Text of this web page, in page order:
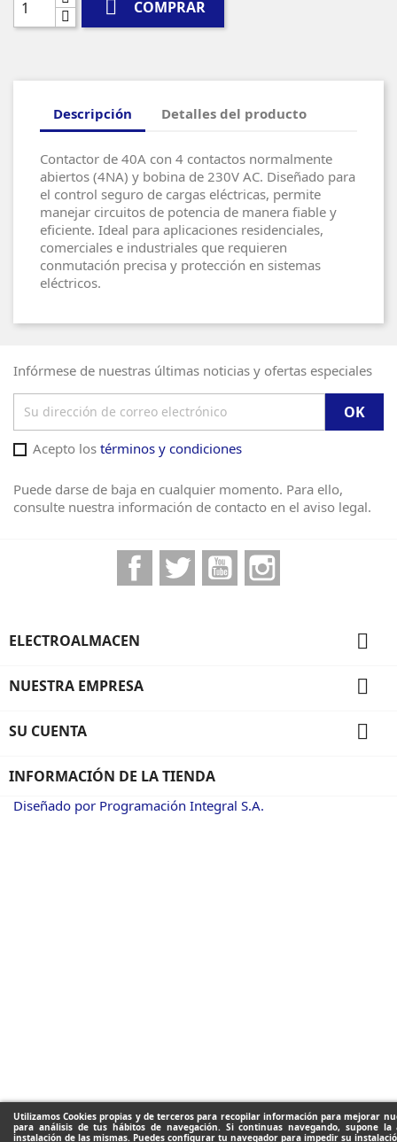
Utilizamos Cookies propias y de terceros para recopilar información para mejorar
para análisis de tus hábitos de navegación. Si continuas navegando, supone la
instalación de las mismas. Puedes configurar tu navegador para impedir su
 COMPRAR
Descripción Detalles del producto
Contactor de 40A con 4 contactos normalmente
abiertos (4NA) y bobina de 230V AC. Diseñado para
el control seguro de cargas eléctricas, permite
manejar circuitos de potencia de manera fiable y
eficiente. Ideal para aplicaciones residenciales,
comerciales e industriales que requieren
conmutación precisa y protección en sistemas
eléctricos.
Infórmese de nuestras últimas noticias y ofertas especiales
Acepto los términos y condiciones
Puede darse de baja en cualquier momento. Para ello,
consulte nuestra información de contacto en el aviso legal.
FacebookTwitter YouTube
ELECTROALMACEN 
NUESTRA EMPRESA 
SU CUENTA 
INFORMACIÓN DE LA TIENDA
Diseñado por Programación Integral S.A.